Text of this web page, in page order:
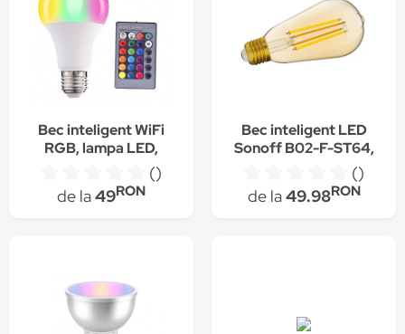
Bec inteligent WiFi
RGB, lampa LED,
control bluetooth si
telecomanda,
Tescomak, BEC-RGB-
()
de la49RON
Bec inteligent LED
Sonoff B02-F-ST64,
Wi-Fi, 7W, 700 LM,
Dimmer, Control
aplicatie
()
de la49.98RON